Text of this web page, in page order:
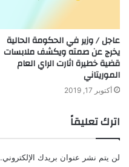
عاجل / وزير في الحكومة الحالية
يخرج عن صمته ويكشف ملابسات
قضية خطيرة اثارت الراي العام
الموريتاني
أكتوبر 17, 2019
اترك تعليقاً
لن يتم نشر عنوان بريدك الإلكتروني.